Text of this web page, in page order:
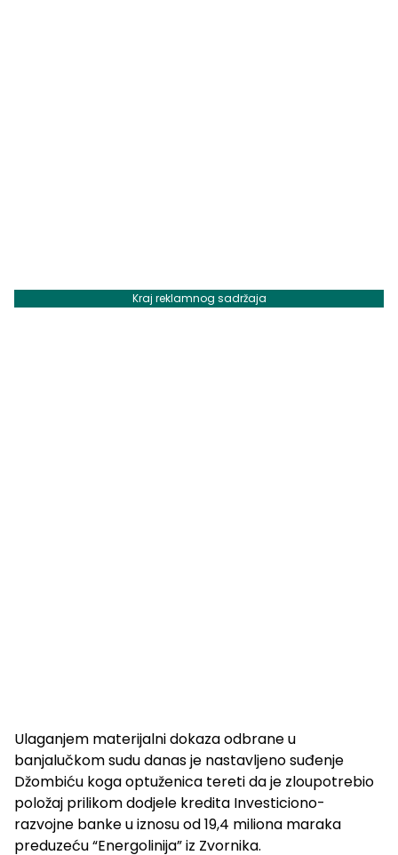
Kraj reklamnog sadržaja
Ulaganjem materijalni dokaza odbrane u
banjalučkom sudu danas je nastavljeno suđenje
Džombiću koga optuženica tereti da je zloupotrebio
položaj prilikom dodjele kredita Investiciono-
razvojne banke u iznosu od 19,4 miliona maraka
preduzeću “Energolinija” iz Zvornika.